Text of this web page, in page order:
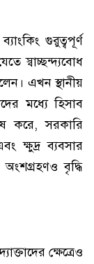
গুরুত্বপূর্ণ
স্বাচ্ছন্দ্যবোধ
এখন স্থানীয়
মধ্যে হিসাব
করে, সরকারি
ক্ষুদ্র ব্যবসার
বৃদ্ধি
ক্ষেত্রেও